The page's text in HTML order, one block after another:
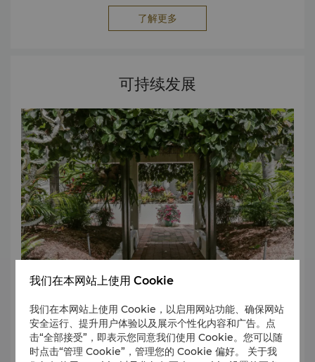
2023 年 Tripadvisor 旅行者之选奖 欲知详情或其他媒体咨
询，请联络我们的营销传播经理： Ben
了解更多
可持续发展
在凯恩斯香格里拉，我们共同努力，致力于以可持续的方式运
营，不仅在经济效益上，也在社会和环境责任上，为宾客和社
区带来积极影响，创造持久且有意义的价值。
我们在本网站上使用 Cookie
我们在本网站上使用 Cookie，以启用网站功能、确保网站
安全运行、提升用户体验以及展示个性化内容和广告。点
击“全部接受”，即表示您同意我们使用 Cookie。您可以随
时点击“管理 Cookie”，管理您的 Cookie 偏好。 关于我